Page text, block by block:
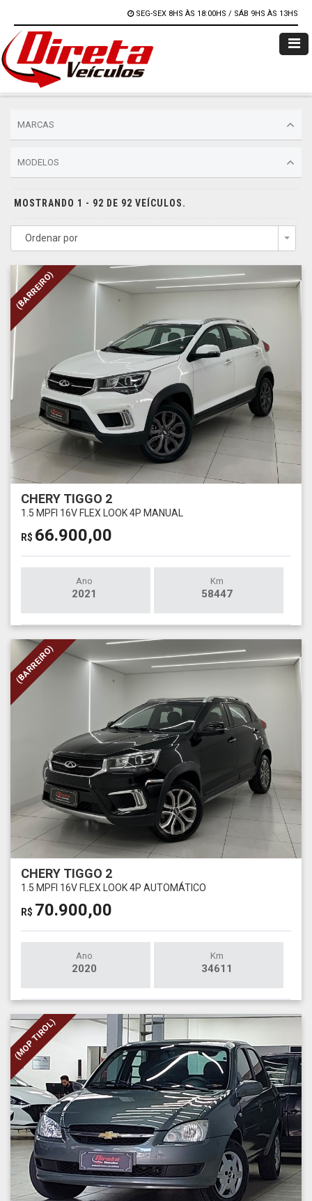
SEG-SEX 8HS ÀS 18:00HS / SÁB 9HS ÀS 13HS
MARCAS
MODELOS
MOSTRANDO 1 - 92 DE 92 VEÍCULOS.
Ordenar por
(BARREIRO)
CHERY TIGGO 2
1.5 MPFI 16V FLEX LOOK 4P MANUAL
R$ 66.900,00
Ano
2021
Km
58447
(BARREIRO)
CHERY TIGGO 2
1.5 MPFI 16V FLEX LOOK 4P AUTOMÁTICO
R$ 70.900,00
Ano
2020
Km
34611
(MOP TIROL)